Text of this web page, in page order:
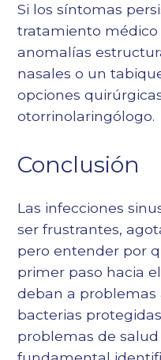
Si los síntomas
tratamiento médico
anomalías
nasales o un
opciones
otorrinolaringólogo.
Conclusión
Las infecciones
ser frustrantes,
pero entender por
primer paso hacia
deban a problemas
bacterias
problemas de